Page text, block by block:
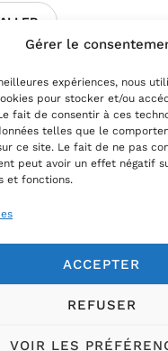
Gérer le
expériences, nous
pour stocker et/ou
fait de consentir à ces
telles que le
ce site. Le fait de ne pas
peut avoir un effet négatif
et fonctions.
ACCEPTER
REFUSER
VOIR LES
cet
MENTIONS